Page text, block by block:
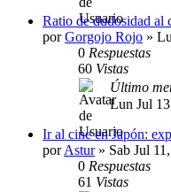
Ratio de dudosidad al
porGorgojo Rojo »
0 Respuestas
60 Vistas
Último
Lun Jul
Ir al cine en Japón:
porAstur» Sab Jul
0 Respuestas
61 Vistas